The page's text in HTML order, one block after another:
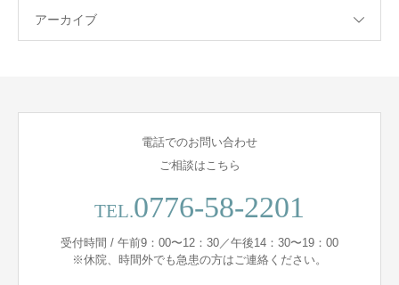
アーカイブ
電話でのお問い合わせ
ご相談はこちら
TEL.0776-58-2201
受付時間 / 午前9：00〜12：30／午後14：30〜19：00
※休院、時間外でも急患の方はご連絡ください。